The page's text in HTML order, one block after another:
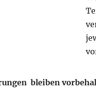
bleiben